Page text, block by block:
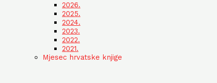
2026.
2025.
2024.
2023.
2022.
2021.
Mjesec hrvatske knjige